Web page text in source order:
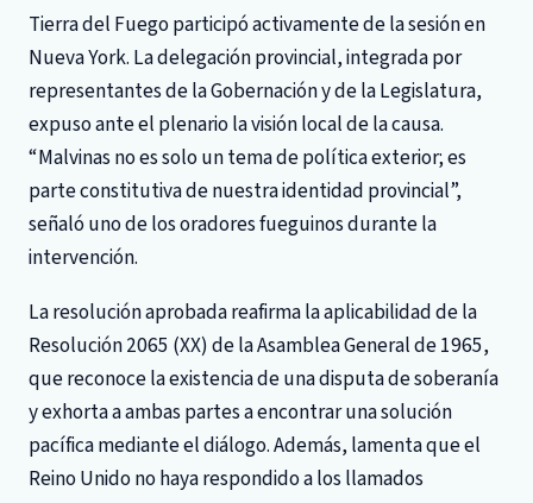
Tierra del Fuego participó activamente de la sesión en
Nueva York. La delegación provincial, integrada por
representantes de la Gobernación y de la Legislatura,
expuso ante el plenario la visión local de la causa.
“Malvinas no es solo un tema de política exterior; es
parte constitutiva de nuestra identidad provincial”,
señaló uno de los oradores fueguinos durante la
intervención.
La resolución aprobada reafirma la aplicabilidad de la
Resolución 2065 (XX) de la Asamblea General de 1965,
que reconoce la existencia de una disputa de soberanía
y exhorta a ambas partes a encontrar una solución
pacífica mediante el diálogo. Además, lamenta que el
Reino Unido no haya respondido a los llamados